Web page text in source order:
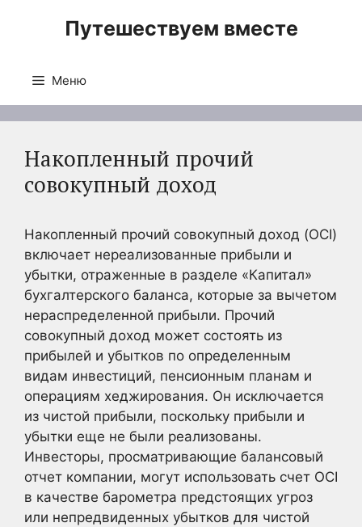
Путешествуем вместе
Меню
Накопленный прочий
совокупный доход
Накопленный прочий совокупный доход (OCI)
включает нереализованные прибыли и
убытки, отраженные в разделе «Капитал»
бухгалтерского баланса, которые за вычетом
нераспределенной прибыли. Прочий
совокупный доход может состоять из
прибылей и убытков по определенным
видам инвестиций, пенсионным планам и
операциям хеджирования. Он исключается
из чистой прибыли, поскольку прибыли и
убытки еще не были реализованы.
Инвесторы, просматривающие балансовый
отчет компании, могут использовать счет OCI
в качестве барометра предстоящих угроз
или непредвиденных убытков для чистой